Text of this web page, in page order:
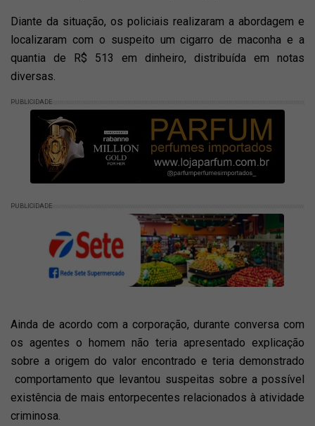
Diante da situação, os policiais realizaram a abordagem e
localizaram com o suspeito um cigarro de maconha e a
quantia de R$ 513 em dinheiro, distribuída em notas
diversas.
PUBLICIDADE
PUBLICIDADE
Ainda de acordo com a corporação, durante conversa com
os agentes o homem não teria apresentado explicação
sobre a origem do valor encontrado e teria demonstrado
comportamento que levantou suspeitas sobre a possível
existência de mais entorpecentes relacionados à atividade
criminosa.